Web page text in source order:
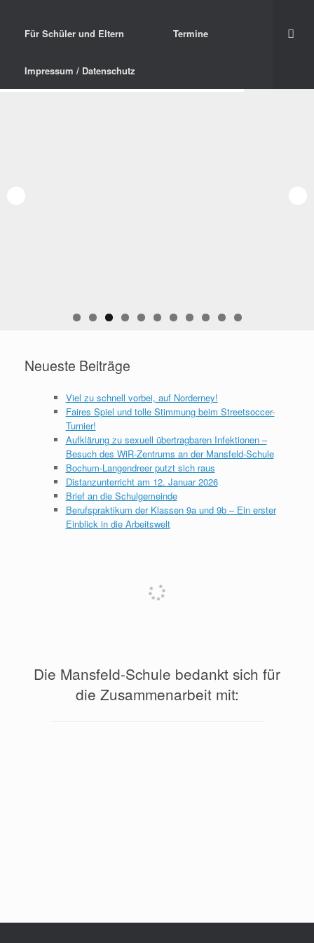
Für Schüler und Eltern Termine
Impressum / Datenschutz
Neueste Beiträge
Viel zu schnell vorbei, auf Norderney!
Faires Spiel und tolle Stimmung beim Streetsoccer-
Turnier!
Aufklärung zu sexuell übertragbaren Infektionen –
Besuch des WiR-Zentrums an der Mansfeld-Schule
Bochum-Langendreer putzt sich raus
Distanzunterricht am 12. Januar 2026
Brief an die Schulgemeinde
Berufspraktikum der Klassen 9a und 9b – Ein erster
Einblick in die Arbeitswelt
Die Mansfeld-Schule bedankt sich für
die Zusammenarbeit mit: